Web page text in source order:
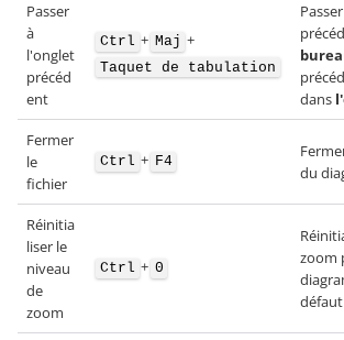
Passer
à
l'onglet
précéd
ent
Ctrl + Maj +
Taquet de tabulation
dans
Fermer
le
fichier
Ctrl + F4
du
Réinitia
liser le
niveau
de
zoom
Ctrl + 0
zoom